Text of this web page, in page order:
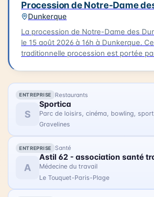
Procession de Notre-Dame
Dunkerque
La procession de Notre-Dame des
le 15 août 2026 à 16h à Dunkerque. Cette
traditionnelle procession est portée
Notre-Dame des Dunes jusqu'au quai
Là, se déroule la bénédiction, suivie
des bateaux pour un dépôt de gerbe
ENTREPRISE Restaurants
S
Sportica
Gravelines
ENTREPRISE Santé
A
Médecine du travail
Le Touquet-Paris-Plage